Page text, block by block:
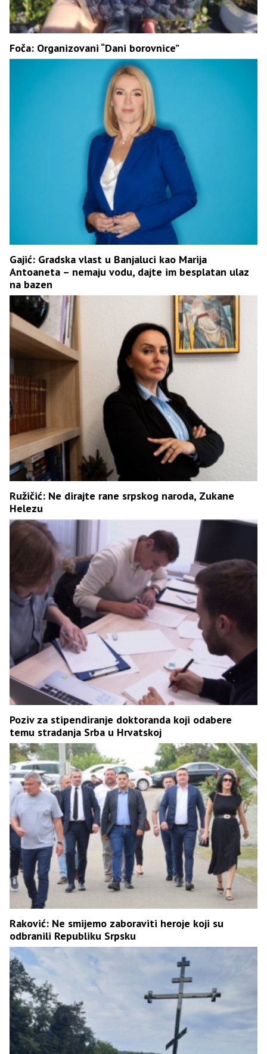
Foča: Organizovani “Dani borovnice”
Gajić: Gradska vlast u Banjaluci kao Marija
Antoaneta – nemaju vodu, dajte im besplatan ulaz
na bazen
Ružičić: Ne dirajte rane srpskog naroda, Zukane
Helezu
Poziv za stipendiranje doktoranda koji odabere
temu stradanja Srba u Hrvatskoj
Raković: Ne smijemo zaboraviti heroje koji su
odbranili Republiku Srpsku